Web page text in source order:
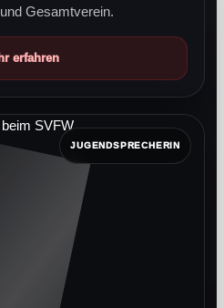
Gesamtverein.
erfahren
JUGENDSPRECHERIN